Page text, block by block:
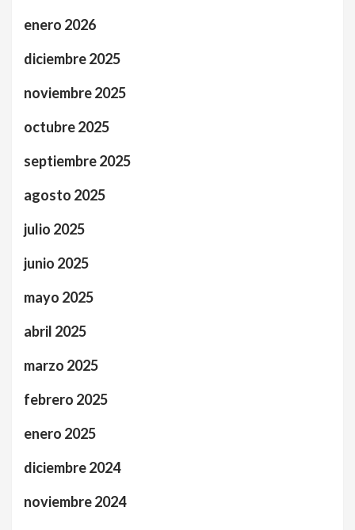
enero 2026
diciembre 2025
noviembre 2025
octubre 2025
septiembre 2025
agosto 2025
julio 2025
junio 2025
mayo 2025
abril 2025
marzo 2025
febrero 2025
enero 2025
diciembre 2024
noviembre 2024